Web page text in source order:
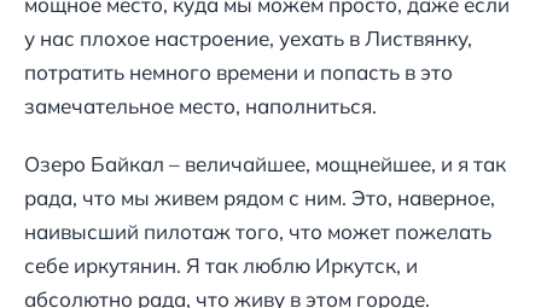
у нас плохое настроение, уехать в Листвянку,
потратить немного времени и попасть в это
замечательное место, наполниться.
Озеро Байкал – величайшее, мощнейшее, и я так
рада, что мы живем рядом с ним. Это, наверное,
наивысший пилотаж того, что может пожелать
себе иркутянин. Я так люблю Иркутск, и
абсолютно рада, что живу в этом городе.